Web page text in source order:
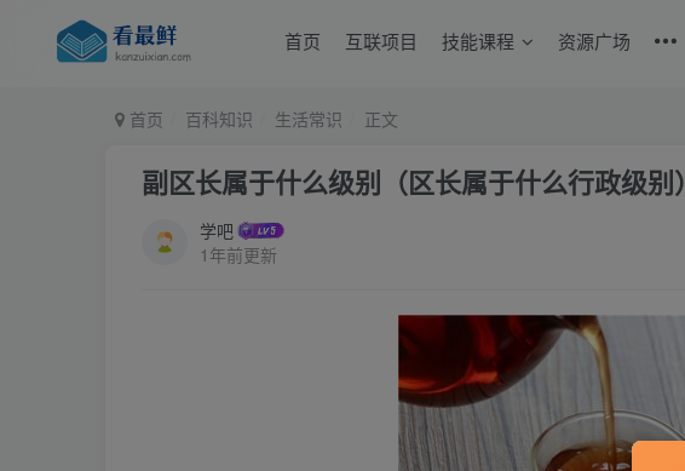
首页 互联项目 技能课程 资源广场
首页 百科知识 生活常识 正文
副区长属于什么级别（区长属于什么行政级别）
学吧
1年前更新